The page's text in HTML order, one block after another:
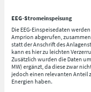
EEG-Stromeinspeisung
Die EEG-Einspeisedaten
Amprion abgerufen,
statt der Anschrift des
kann es hier zu leichten
Zusätzlich wurden die Daten
MW) ergänzt, da diese zwar
jedoch einen relevanten Anteil
Energien haben.